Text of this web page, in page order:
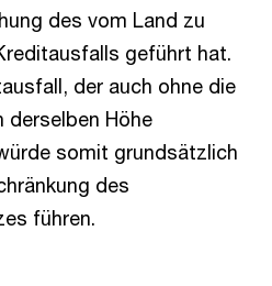
des vom Land zu
geführt hat.
der auch ohne die
derselben Höhe
somit grundsätzlich
des
führen.